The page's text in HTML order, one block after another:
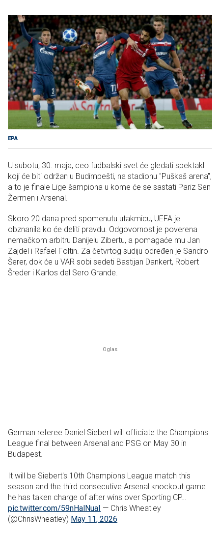
EPA
U subotu, 30. maja, ceo fudbalski svet će gledati spektakl
koji će biti održan u Budimpešti, na stadionu "Puškaš arena",
a to je finale Lige šampiona u kome će se sastati Pariz Sen
Žermen i Arsenal.
Skoro 20 dana pred spomenutu utakmicu, UEFA je
obznanila ko će deliti pravdu. Odgovornost je poverena
nemačkom arbitru Danijelu Zibertu, a pomagaće mu Jan
Zajdel i Rafael Foltin. Za četvrtog sudiju određen je Sandro
Šerer, dok će u VAR sobi sedeti Bastijan Dankert, Robert
Šreder i Karlos del Sero Grande.
German referee Daniel Siebert will officiate the Champions
League final between Arsenal and PSG on May 30 in
Budapest.
It will be Siebert's 10th Champions League match this
season and the third consecutive Arsenal knockout game
he has taken charge of after wins over Sporting CP…
pic.twitter.com/59nHalNuaI — Chris Wheatley
(@ChrisWheatley) May 11, 2026